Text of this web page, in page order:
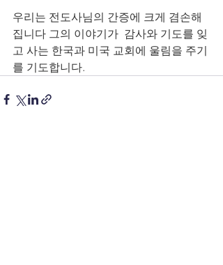
우리는 전도사님의 간증에 크게 겸손해
집니다 그의 이야기가  감사와 기도를 잊
고 사는 한국과 미국 교회에 울림을 주기
를 기도합니다.